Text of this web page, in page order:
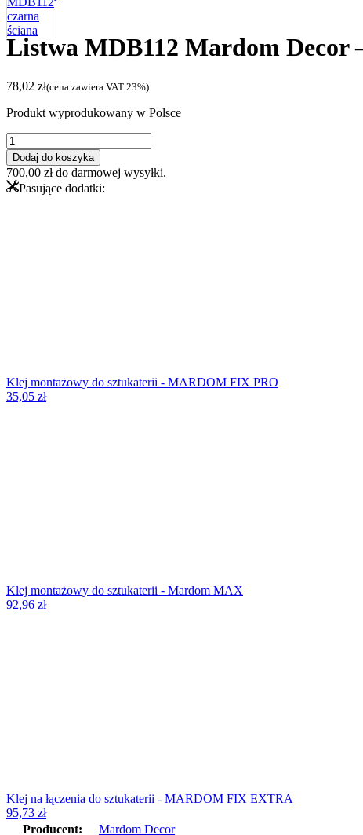
Listwa MDB112 Mardom Decor
78,02 zł(cena zawiera VAT 23%)
Produkt wyprodukowany w Polsce
ilość
Listwa
MDB112
Mardom
Decor
Dodaj do koszyka
700,00 złdo darmowej wysyłki.
Pasujące dodatki:
Klej montażowy do sztukaterii - MARDOM FIX PRO
35,05 zł
Klej montażowy do sztukaterii - Mardom MAX
92,96 zł
Klej na łączenia do sztukaterii - MARDOM FIX EXTRA
95,73 zł
Producent:
Mardom Decor